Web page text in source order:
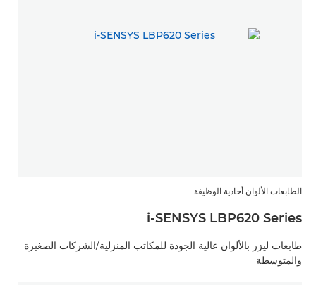
الطابعات الألوان أحادية الوظيفة
i-SENSYS LBP620 Series
طابعات ليزر بالألوان عالية الجودة للمكاتب المنزلية/الشركات الصغيرة
والمتوسطة